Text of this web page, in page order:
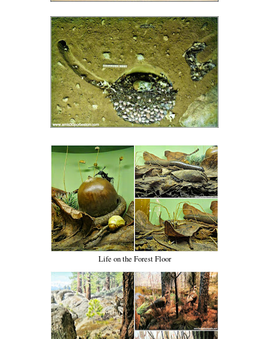
Life on the Forest Floor